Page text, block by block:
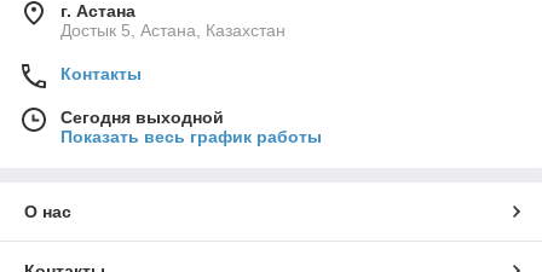
г. Астана
Достык 5, Астана, Казахстан
Контакты
Сегодня выходной
Показать весь график работы
О нас